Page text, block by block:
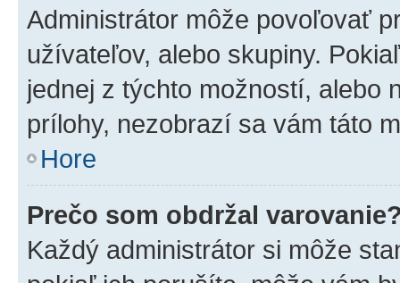
Administrátor môže povoľovať
užívateľov, alebo skupiny.
jednej z týchto možností, alebo
prílohy, nezobrazí sa vám táto
Hore
Prečo som obdržal
Každý administrátor si môže